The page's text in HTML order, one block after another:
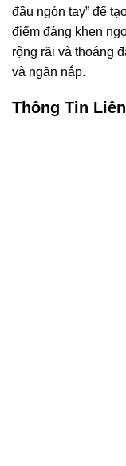
đầu ngón tay” để
điểm đáng khen
rộng rãi và thoáng
và ngăn nắp.
Thông Tin